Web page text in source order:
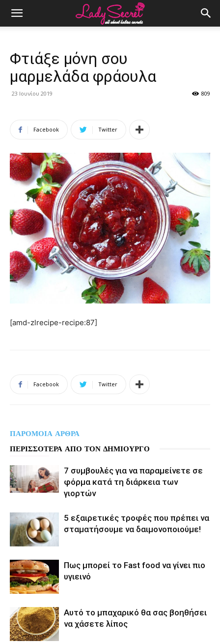
Φτιάξε μόνη σου
μαρμελάδα φράουλα
23 Ιουνίου 2019 809
Facebook Twitter
[amd-zlrecipe-recipe:87]
Facebook Twitter
ΠΑΡΟΜΟΙΑ ΑΡΘΡΑ
ΠΕΡΙΣΣΟΤΕΡΑ ΑΠΟ ΤΟΝ ΔΗΜΙΟΥΡΓΟ
7 συμβουλές για να παραμείνετε σε
φόρμα κατά τη διάρκεια των
γιορτών
5 εξαιρετικές τροφές που πρέπει να
σταματήσουμε να δαιμονοποιούμε!
Πως μπορεί το Fast food να γίνει πιο
υγιεινό
Αυτό το μπαχαρικό θα σας βοηθήσει
να χάσετε λίπος